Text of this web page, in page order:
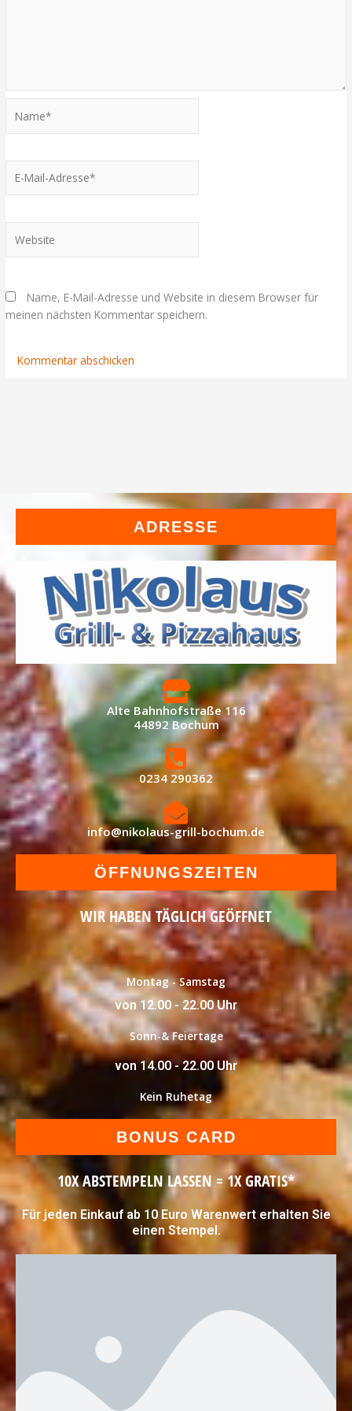
Mail-
Name, E-Mail-Adresse und Website in diesem Browser für
meinen nächsten Kommentar speichern.
ADRESSE
Alte Bahnhofstraße 116
44892 Bochum
0234 290362
info@nikolaus-grill-bochum.de
ÖFFNUNGSZEITEN
WIR HABEN TÄGLICH GEÖFFNET
Montag - Samstag
von 12.00 - 22.00 Uhr
Sonn-& Feiertage
von 14.00 - 22.00 Uhr
Kein Ruhetag
BONUS CARD
10X ABSTEMPELN LASSEN = 1X GRATIS*
Für jeden Einkauf ab 10 Euro Warenwert erhalten Sie
einen Stempel.